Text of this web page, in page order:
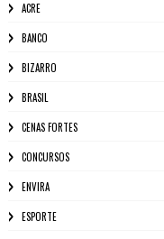
ACRE
BANCO
BIZARRO
BRASIL
CENAS FORTES
CONCURSOS
ENVIRA
ESPORTE